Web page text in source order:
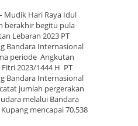
Mudik Hari Raya Idul
berakhir begitu pula
Lebaran 2023 PT
Bandara Internasional
periode Angkutan
2023/1444 H PT
Bandara Internasional
jumlah pergerakan
melalui Bandara
mencapai 70.538